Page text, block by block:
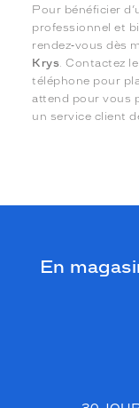
Pour bénéficier
professionnel et
rendez‑vous dès
Krys. Contactez
téléphone pour
attend pour vous
un service client
En